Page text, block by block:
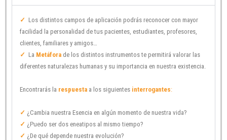
✓ Los distintos campos de aplicación podrás reconocer con mayor
facilidad la personalidad de tus pacientes, estudiantes, profesores,
clientes, familiares y amigos…
✓ La Metáfora de los distintos instrumentos te permitirá valorar las
diferentes naturalezas humanas y su importancia en nuestra existencia.
Encontrarás la respuesta a los siguientes interrogantes:
✓ ¿Cambia nuestra Esencia en algún momento de nuestra vida?
✓ ¿Puedo ser dos eneatipos al mismo tiempo?
✓ ¿De qué depende nuestra evolución?